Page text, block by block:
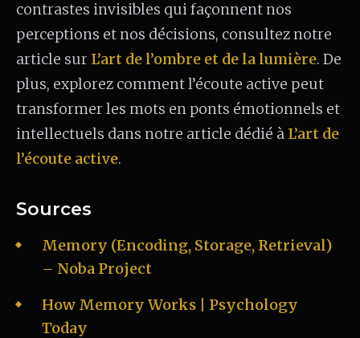
contrastes invisibles qui façonnent nos
perceptions et nos décisions, consultez notre
article sur L’art de l’ombre et de la lumière. De
plus, explorez comment l’écoute active peut
transformer les mots en ponts émotionnels et
intellectuels dans notre article dédié à L’art de
l’écoute active.
Sources
Memory (Encoding, Storage, Retrieval)
– Noba Project
How Memory Works | Psychology
Today